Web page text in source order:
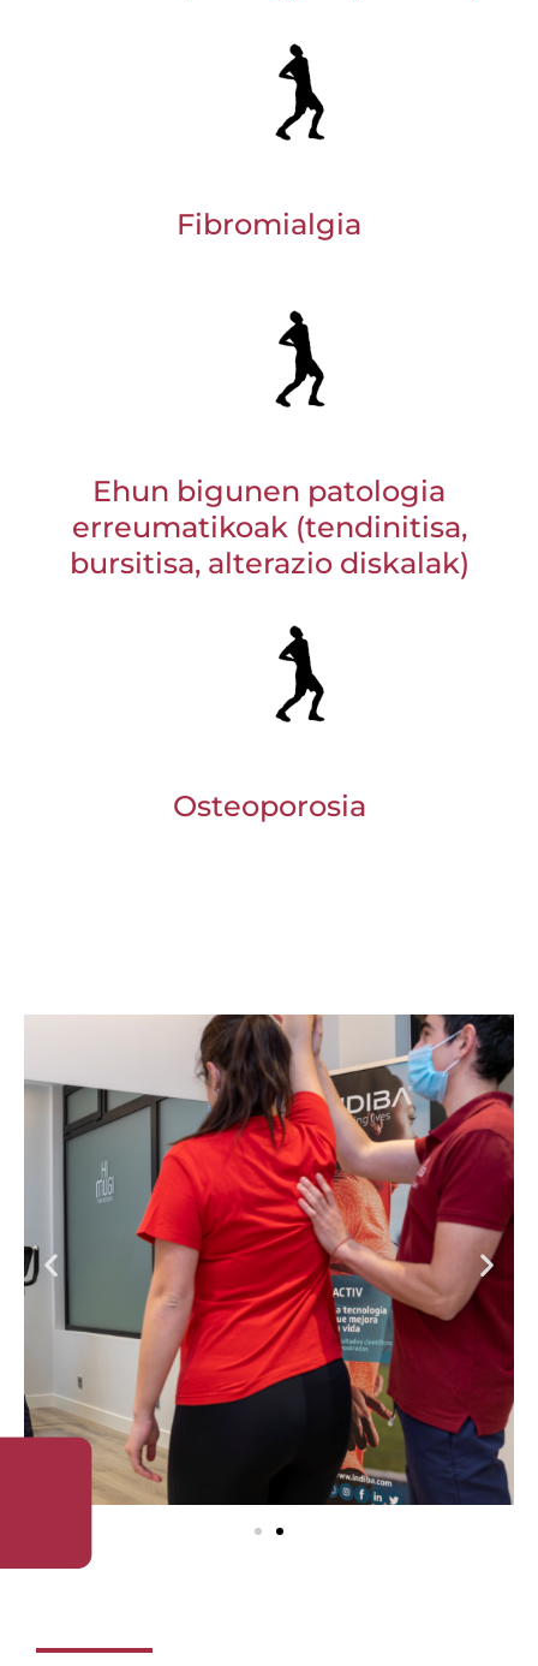
Fibromialgia
Ehun bigunen patologia
erreumatikoak (tendinitisa,
bursitisa, alterazio diskalak)
Osteoporosia